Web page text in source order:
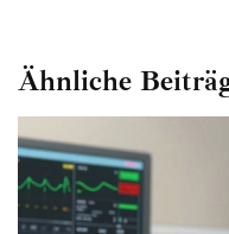
Ähnliche